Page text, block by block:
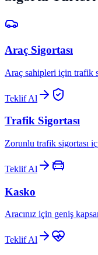
Araç Sigortası
Araç sahipleri için trafik
Teklif Al
Trafik Sigortası
Zorunlu trafik sigortası
Teklif Al
Kasko
Aracınız için geniş
Teklif Al